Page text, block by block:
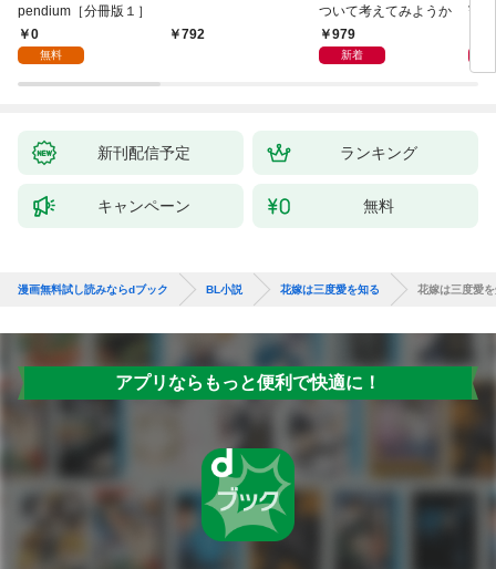
pendium［分冊版１］
0
無料
792
ついて考えてみようか
979
新着
寵
新刊配信予定 ランキング
キャンペーン 無料
漫画無料試し読みならdブック BL小説 花嫁は三度愛を知る 花嫁は三度愛
アプリならもっと便利で快適に！